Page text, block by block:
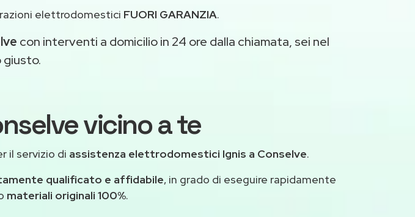
elettrodomestici FUORI GARANZIA.
con interventi a domicilio in 24 ore dalla chiamata, sei nel
vicino a te
il servizio di assistenza elettrodomestici Ignis a Conselve.
qualificato e affidabile, in grado di eseguire rapidamente
materiali originali 100%.